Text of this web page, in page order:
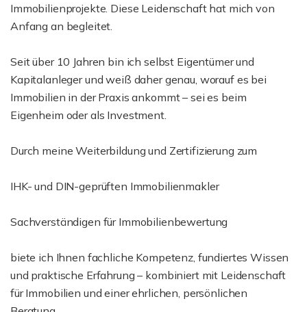
Immobilienprojekte. Diese Leidenschaft hat mich von
Anfang an begleitet.
Seit über 10 Jahren bin ich selbst Eigentümer und
Kapitalanleger und weiß daher genau, worauf es bei
Immobilien in der Praxis ankommt – sei es beim
Eigenheim oder als Investment.
Durch meine Weiterbildung und Zertifizierung zum
IHK- und DIN-geprüften Immobilienmakler
Sachverständigen für Immobilienbewertung
biete ich Ihnen fachliche Kompetenz, fundiertes Wissen
und praktische Erfahrung – kombiniert mit Leidenschaft
für Immobilien und einer ehrlichen, persönlichen